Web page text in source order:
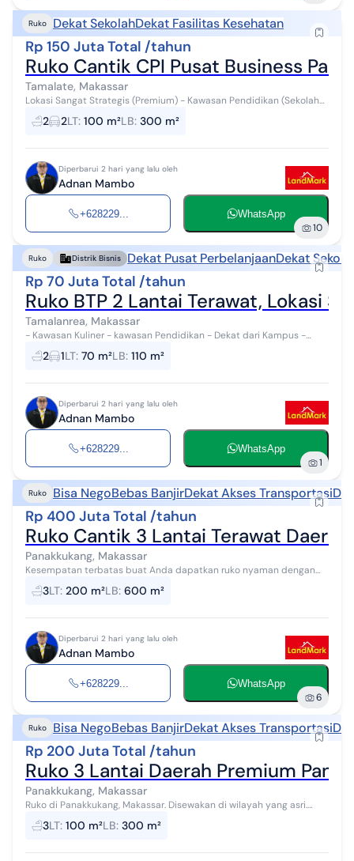
Ruko Dekat SekolahDekat Fasilitas Kesehatan
Rp 150 Juta Total /tahun
Ruko Cantik CPI Pusat Business Park
Tamalate, Makassar
Lokasi Sangat Strategis (Premium) - Kawasan Pendidikan (Sekolah
IPEKA, Universitas Ciputra) - Apartmen Delf - Perumahan Ciputra -
Dekat dari RS S...
2 2LT: 100 m²LB: 300 m²
Diperbarui 2 hari yang lalu oleh
Adnan Mambo
+628229... WhatsApp
10
Ruko Distrik Bisnis Dekat Pusat PerbelanjaanDekat
Rp 70 Juta Total /tahun
Ruko BTP 2 Lantai Terawat, Lokasi
Tamalanrea, Makassar
- Kawasan Kuliner - kawasan Pendidikan - Dekat dari Kampus -
Dekat dari TK, SD, SMP, SMA - Dekat dari Mall Terbesar di Makassar -
Kawasan CBD Makas...
2 1LT: 70 m²LB: 110 m²
Diperbarui 2 hari yang lalu oleh
Adnan Mambo
+628229... WhatsApp
1
Ruko Bisa NegoBebas BanjirDekat Akses Transportasi
Rp 400 Juta Total /tahun
Ruko Cantik 3 Lantai Terawat
Panakkukang, Makassar
Kesempatan terbatas buat Anda dapatkan ruko nyaman dengan
return investasi tinggi di Panakkukang, Makassar. Ruko ini
menawarkan kelengkapan fasili...
3LT: 200 m²LB: 600 m²
Diperbarui 2 hari yang lalu oleh
Adnan Mambo
+628229... WhatsApp
6
Ruko Bisa NegoBebas BanjirDekat Akses Transportasi
Rp 200 Juta Total /tahun
Ruko 3 Lantai Daerah Premium
Panakkukang, Makassar
Ruko di Panakkukang, Makassar. Disewakan di wilayah yang asri.
Dengan spesifikasinya adalah sebagai berikut: - Kamar Mandi: 3 -
Sertifikat: SH...
3LT: 100 m²LB: 300 m²